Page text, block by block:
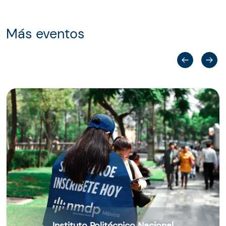
Más eventos